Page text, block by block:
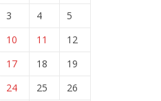
3 4
5
10 11
12
17 18
19
24 25
26